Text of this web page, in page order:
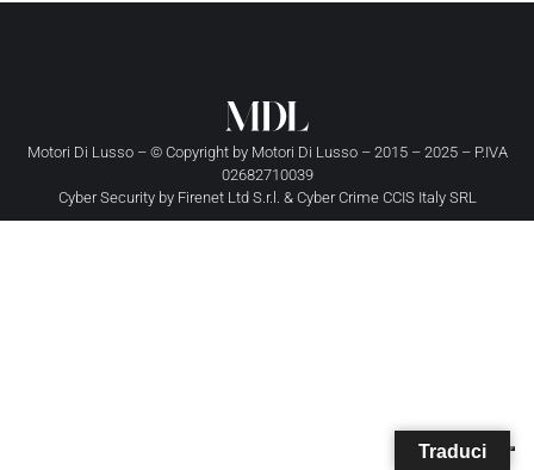
Motori Di Lusso – © Copyright by Motori Di Lusso– 2015 – 2025 – P.IVA
02682710039
Cyber Security by Firenet Ltd S.r.l. & Cyber Crime CCIS Italy SRL
Traduci